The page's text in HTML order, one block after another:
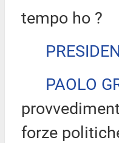
tempo ho ?
PAOLO
forze